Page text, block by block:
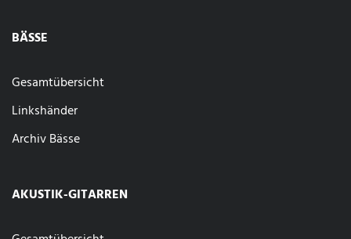
BÄSSE
Gesamtübersicht
Linkshänder
Archiv Bässe
AKUSTIK-GITARREN